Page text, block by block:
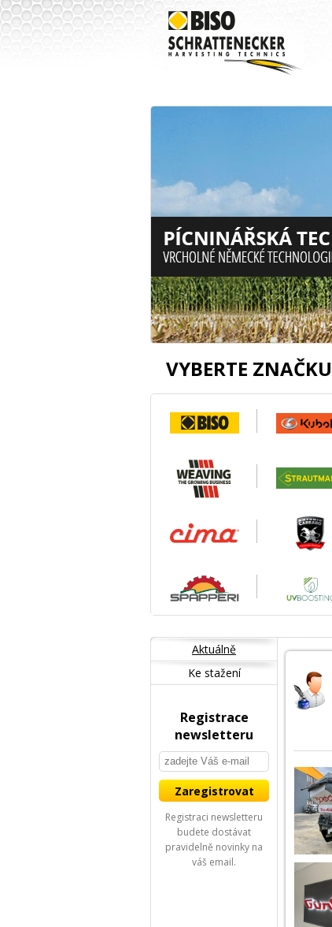
VYBERTE ZNAČKU
Aktuálně
Ke stažení
Registrace
newsletteru
Registraci newsletteru
budete dostávat
pravidelně novinky na
váš email.